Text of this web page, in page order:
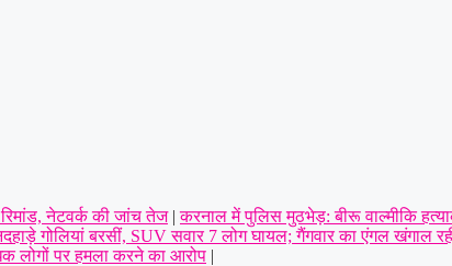
नेटवर्क की जांच तेज | करनाल में पुलिस मुठभेड़: बीरू वाल्मीकि
गोलियां बरसीं, SUV सवार 7 लोग घायल; गैंगवार का एंगल खंगाल
लोगों पर हमला करने का आरोप |